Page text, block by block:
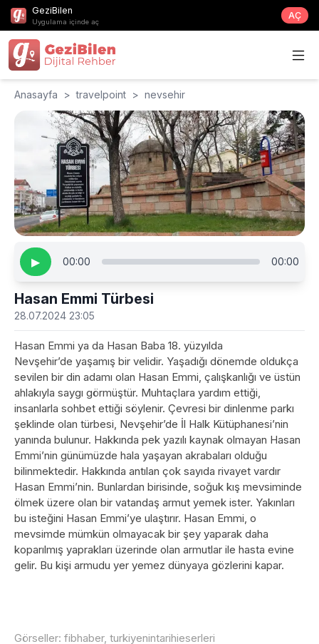
GeziBilen
Uygulama içinde aç
AÇ
Anasayfa > travelpoint > nevsehir
▶ 00:00 00:00
Hasan Emmi Türbesi
28.07.2024 23:05
Hasan Emmi ya da Hasan Baba 18. yüzyılda
Nevşehir’de yaşamış bir velidir. Yaşadığı dönemde oldukça
sevilen bir din adamı olan Hasan Emmi, çalışkanlığı ve üstün
ahlakıyla saygı görmüştür. Muhtaçlara yardım ettiği,
insanlarla sohbet ettiği söylenir. Çevresi bir dinlenme parkı
şeklinde olan türbesi, Nevşehir’de İl Halk Kütüphanesi’nin
yanında bulunur. Hakkında pek yazılı kaynak olmayan Hasan
Emmi’nin günümüzde hala yaşayan akrabaları olduğu
bilinmektedir. Hakkında antılan çok sayıda rivayet vardır
Hasan Emmi’nin. Bunlardan birisinde, soğuk kış mevsiminde
ölmek üzere olan bir vatandaş armut yemek ister. Yakınları
bu isteğini Hasan Emmi’ye ulaştırır. Hasan Emmi, o
mevsimde mümkün olmayacak bir şey yaparak daha
koparılmış yaprakları üzerinde olan armutlar ile hasta evine
gelir. Bu kişi armudu yer yemez dünyaya gözlerini kapar.
Görseller: fibhaber, turkiyenintarihieserleri